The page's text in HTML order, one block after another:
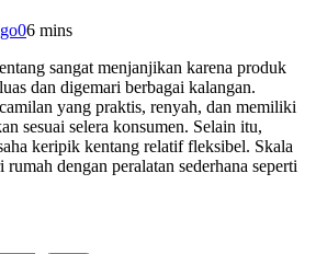
06 mins
sangat menjanjikan karena produk
dan digemari berbagai kalangan.
yang praktis, renyah, dan memiliki
sesuai selera konsumen. Selain itu,
keripik kentang relatif fleksibel. Skala
dengan peralatan sederhana seperti